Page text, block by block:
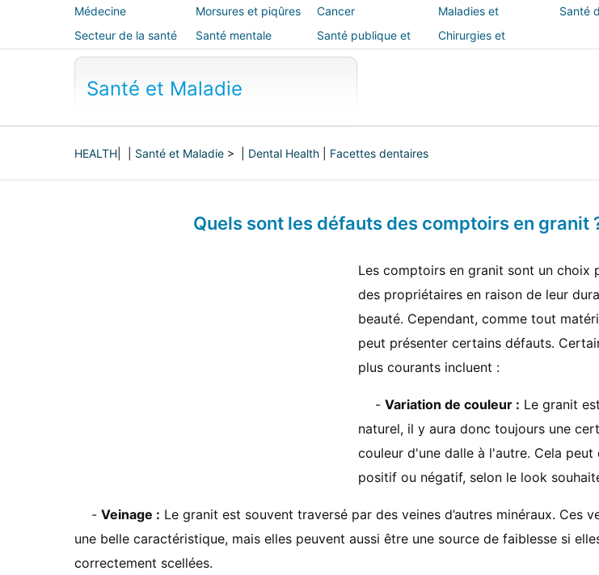
Médecine
alternative
Morsures et piqûres Cancer
Maladies et
traitements
Santé
Secteur de la santé
Santé mentale
Santé publique et
sécurité
Chirurgies et
Santé et Maladie
HEALTH Santé et Maladie > | Dental Health Facettes dentaires
Quels sont les défauts des comptoirs en granit
Les comptoirs en granit sont un choix
des propriétaires en raison de leur
beauté. Cependant, comme tout
peut présenter certains défauts.
plus courants incluent :
- Variation de couleur : Le granit
naturel, il y aura donc toujours une
couleur d'une dalle à l'autre. Cela peut
positif ou négatif, selon le look
- Veinage : Le granit est souvent traversé par des veines d’autres minéraux. Ces
une belle caractéristique, mais elles peuvent aussi être une source de faiblesse si
correctement scellées.